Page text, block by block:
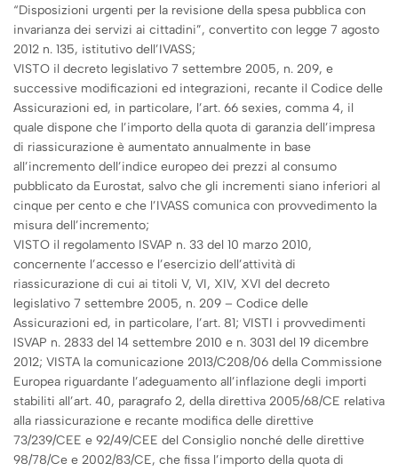
“Disposizioni urgenti per la revisione della spesa pubblica con
invarianza dei servizi ai cittadini”, convertito con legge 7 agosto
2012 n. 135, istitutivo dell’IVASS;
VISTO il decreto legislativo 7 settembre 2005, n. 209, e
successive modificazioni ed integrazioni, recante il Codice delle
Assicurazioni ed, in particolare, l’art. 66 sexies, comma 4, il
quale dispone che l’importo della quota di garanzia dell’impresa
di riassicurazione è aumentato annualmente in base
all’incremento dell’indice europeo dei prezzi al consumo
pubblicato da Eurostat, salvo che gli incrementi siano inferiori al
cinque per cento e che l’IVASS comunica con provvedimento la
misura dell’incremento;
VISTO il regolamento ISVAP n. 33 del 10 marzo 2010,
concernente l’accesso e l’esercizio dell’attività di
riassicurazione di cui ai titoli V, VI, XIV, XVI del decreto
legislativo 7 settembre 2005, n. 209 – Codice delle
Assicurazioni ed, in particolare, l’art. 81; VISTI i provvedimenti
ISVAP n. 2833 del 14 settembre 2010 e n. 3031 del 19 dicembre
2012; VISTA la comunicazione 2013/C208/06 della Commissione
Europea riguardante l’adeguamento all’inflazione degli importi
stabiliti all’art. 40, paragrafo 2, della direttiva 2005/68/CE relativa
alla riassicurazione e recante modifica delle direttive
73/239/CEE e 92/49/CEE del Consiglio nonché delle direttive
98/78/Ce e 2002/83/CE, che fissa l’importo della quota di